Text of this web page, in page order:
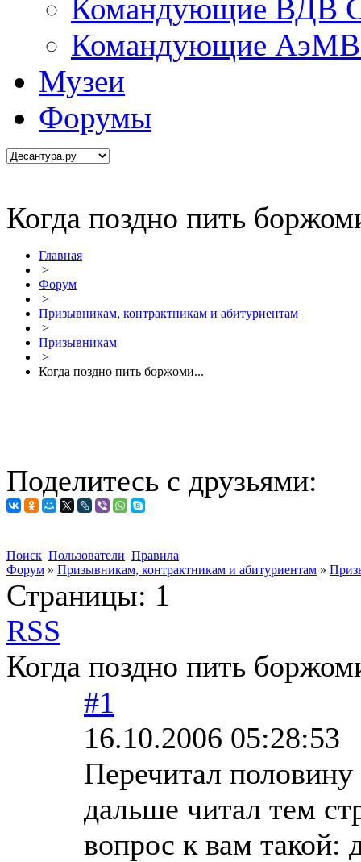
Командующие ВДВ
Командующие АэМВ
Музеи
Форумы
Когда поздно пить
Главная
>
Форум
>
Призывникам, контрактникам и абитуриентам
>
Призывникам
>
Когда поздно пить боржоми...
Поделитесь с друзьями:
Поиск Пользователи Правила
Форум » Призывникам, контрактникам и абитуриентам »
Страницы: 1
RSS
Когда поздно пить
#1
16.10.2006 05:28:53
Перечитал
дальше читал тем
вопрос к вам такой: